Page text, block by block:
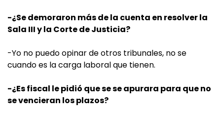
-¿Se demoraron más de la cuenta en resolver la
Sala III y la Corte de Justicia?
-Yo no puedo opinar de otros tribunales, no se
cuando es la carga laboral que tienen.
-¿Es fiscal le pidió que se se apurara para que no
se vencieran los plazos?